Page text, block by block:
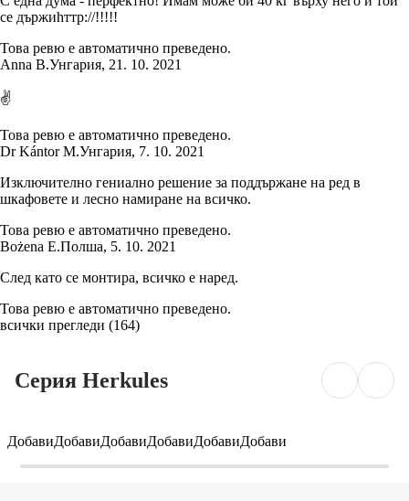
се държиһттр://!!!!!
Това ревю е автоматично преведено.
Anna B.Унгария, 21. 10. 2021
✌️
Това ревю е автоматично преведено.
Dr Kántor M.Унгария, 7. 10. 2021
Изключително гениално решение за поддържане на ред в
шкафовете и лесно намиране на всичко.
Това ревю е автоматично преведено.
Bożena E.Полша, 5. 10. 2021
След като се монтира, всичко е наред.
Това ревю е автоматично преведено.
всички прегледи (164)
Серия Herkules
ДобавиДобавиДобавиДобавиДобавиДобави